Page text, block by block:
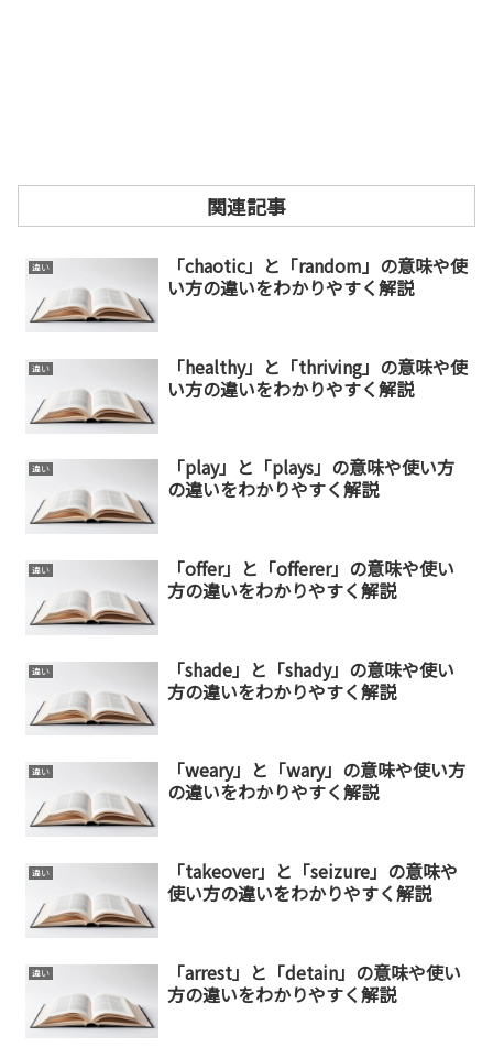
関連記事
違い
「chaotic」と「random」の意味や使
い方の違いをわかりやすく解説
違い
「healthy」と「thriving」の意味や使
い方の違いをわかりやすく解説
違い
「play」と「plays」の意味や使い方
の違いをわかりやすく解説
違い
「offer」と「offerer」の意味や使い
方の違いをわかりやすく解説
違い
「shade」と「shady」の意味や使い
方の違いをわかりやすく解説
違い
「weary」と「wary」の意味や使い方
の違いをわかりやすく解説
違い
「takeover」と「seizure」の意味や
使い方の違いをわかりやすく解説
違い
「arrest」と「detain」の意味や使い
方の違いをわかりやすく解説